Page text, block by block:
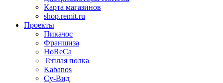
Карта магазинов
shop.remit.ru
Проекты
Пикачос
Франшиза
HoReCa
Теплая полка
Kabanos
Су-Вид